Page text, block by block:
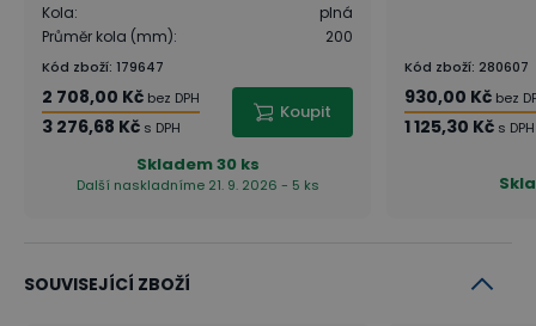
Kola:
plná
Průměr kola (mm): 200
Kód zboží: 179647
2 708,00 Kč bez DPH
3 276,68 Kč s DPH
Koupit
Skladem30 ks
Další naskladníme 21. 9. 2026 - 5 ks
Kód zboží: 280607
930,00 Kč bez
1 125,30 Kč s DPH
SOUVISEJÍCÍ ZBOŽÍ